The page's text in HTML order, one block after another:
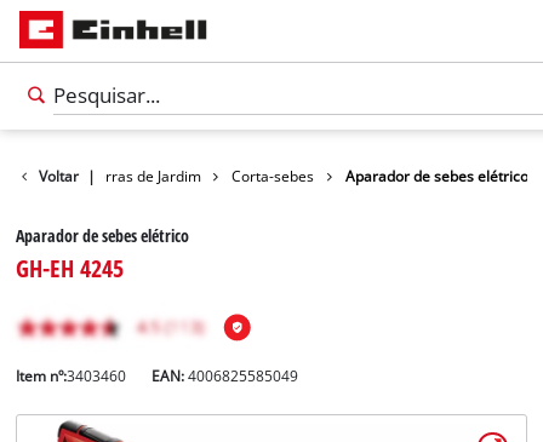
Voltar |
Tesouras e Serras de Jardim Corta-sebes Aparador de sebes elétrico
Aparador de sebes elétrico
GH-EH 4245
Item nº:3403460 EAN:4006825585049